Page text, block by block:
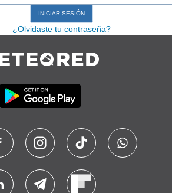
¿Olvidaste tu contraseña?